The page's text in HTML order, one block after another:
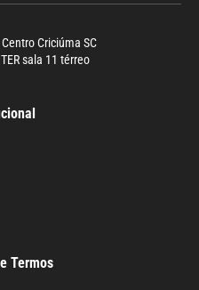
Criciúma SC
sala 11 térreo
Termos